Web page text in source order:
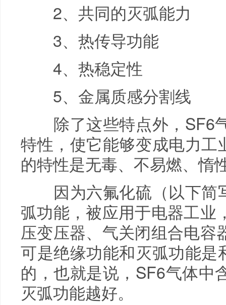
2、共同的灭弧能力
3、热传导功能
4、热稳定性
5、金属质感分割线
除了这些特点外，SF6
特性，使它能够变成电力
的特性是无毒、不易燃、惰
因为六氟化硫（以下简
弧功能，被应用于电器工业
压变压器、气关闭组合电容
可是绝缘功能和灭弧功能
的，也就是说，SF6气体中
灭弧功能越好。